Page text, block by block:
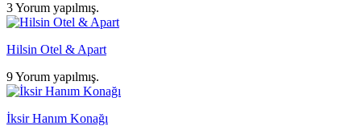
3 Yorum yapılmış.
Hilsin Otel & Apart
9 Yorum yapılmış.
İksir Hanım Konağı